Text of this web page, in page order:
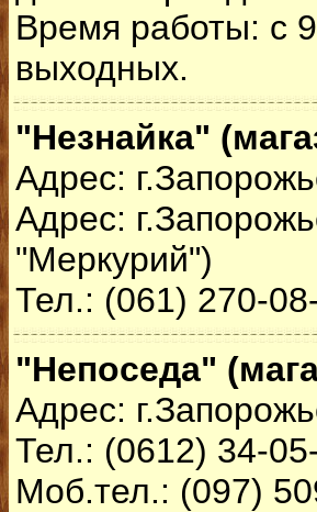
Время работы: с
выходных.
"Незнайка"
Адрес:
Адрес:
"Меркурий")
Тел.: (061) 270-
"Непоседа"
Адрес:
Тел.: (0612) 34-
Моб.тел.: (097)